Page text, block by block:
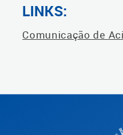
LINKS:
Comunicação de